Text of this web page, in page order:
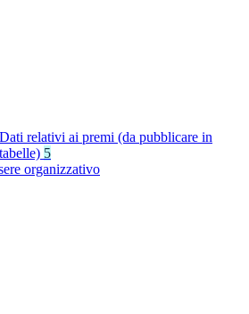
Dati relativi ai premi (da pubblicare in
tabelle) 5
organizzativo